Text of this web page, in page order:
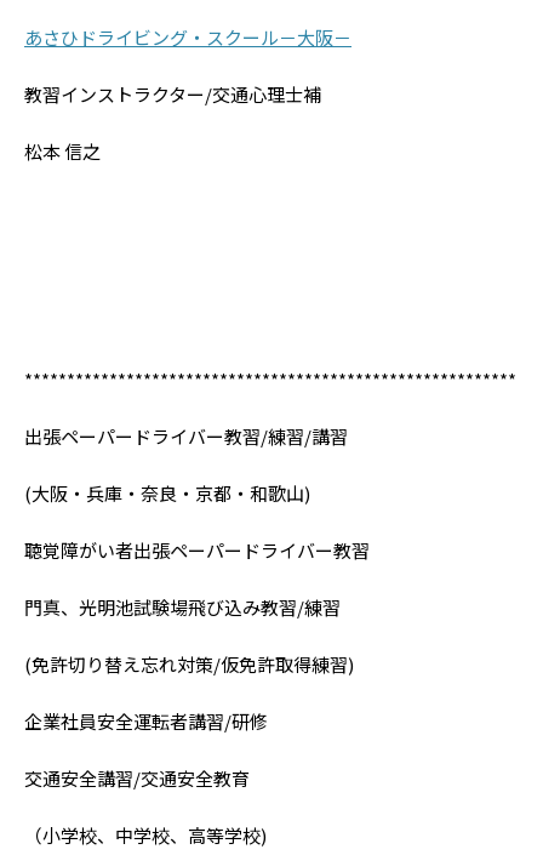
あさひドライビング・スクール－大阪－
教習インストラクター/交通心理士補
松本 信之
**********************************************************
出張ペーパードライバー教習/練習/講習
(大阪・兵庫・奈良・京都・和歌山)
聴覚障がい者出張ペーパードライバー教習
門真、光明池試験場飛び込み教習/練習
(免許切り替え忘れ対策/仮免許取得練習)
企業社員安全運転者講習/研修
交通安全講習/交通安全教育
（小学校、中学校、高等学校)